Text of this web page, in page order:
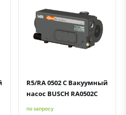
Быстрый просмотрДобавить к сравнению
Добавить в избранное
R5/RA 0502 C Вакуумный
насос BUSCH RA0502C
по запросу